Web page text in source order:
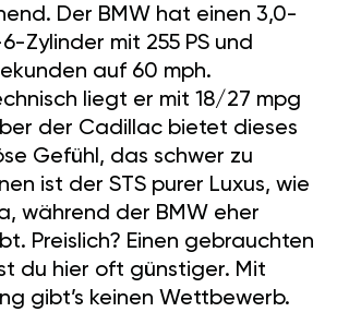
Der BMW hat einen 3,0-
Zylinder mit 255 PS und
auf 60 mph.
liegt er mit 18/27 mpg
der Cadillac bietet dieses
Gefühl, das schwer zu
ist der STS purer Luxus, wie
während der BMW eher
Preislich? Einen gebrauchten
du hier oft günstiger. Mit
gibt’s keinen Wettbewerb.